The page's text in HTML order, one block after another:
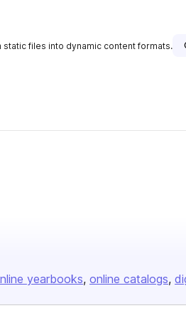
static files into dynamic content formats.
yearbooks online catalogs